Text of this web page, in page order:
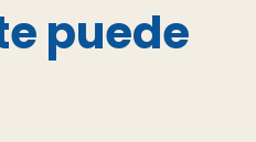
puede